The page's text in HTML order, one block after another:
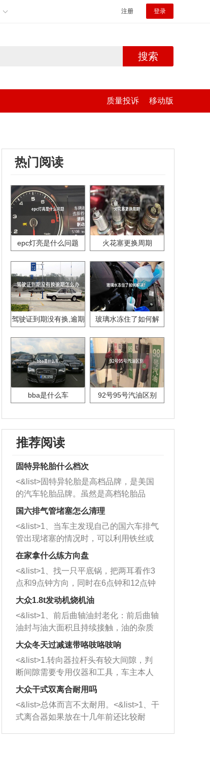
注册 登录
搜索
质量投诉 移动版
热门阅读
epc灯亮是什么问题 火花塞更换周期
驾驶证到期没有换,逾期
玻璃水冻住了如何解
bba是什么车 92号95号汽油区别
推荐阅读
固特异轮胎什么档次
<&list>固特异轮胎是高档品牌，是美国
的汽车轮胎品牌。虽然是高档轮胎品
牌，但是中高低端的轮胎都有生产，这
也是为了更好的开拓市场。
国六排气管堵塞怎么清理
<&list>1、当车主发现自己的国六车排气
管出现堵塞的情况时，可以利用铁丝或
者是细棍，直接将杂物给取出来，如果
堵塞情况比较严重，也可以采取应急措
施。 <&list>2、直接利用木棍将所有的
杂物推到排气管里面的位置处，然后将
三元催化器拆解开，就可以将堵塞的东
西取出来。但如果是因为积碳过多引起
的堵塞，就需要将三元催化器泡在草酸
洗剂对堵塞的情况得到解决，将清洗剂
放在燃油箱中，与燃油混合后，车辆启
动时，就可以和汽油一起进入到燃烧
室，最后形成废气排出，就可以让三元
催化器得到清洗，排气管堵塞的情况就
能够得到解决。
在家拿什么练方向盘
<&list>1、找一只平底锅，把两耳看作3
点和9点钟方向，同时在6点钟和12点钟
方向做一个标记。 <&list>2、双手握住
一圈半的练习，往右同样也要打相同的
圈数。 <&list>3、最后强调要反复练
习，这样就可以形成肌肉记忆，在真实
驾驶车辆时，不需要记忆也能打好方
向。
大众1.8t发动机烧机油
<&list>1、前后曲轴油封老化：前后曲轴
油封与油大面积且持续接触，油的杂质
和发动机内持续温度变化使其密封效果
逐渐减弱，导致渗油或漏油。<&list>2、
活塞间隙过大：积碳会使活塞环与缸体
的间隙扩大，导致机油流入燃烧室中，
造成烧机油。<&list>3、机油粘度。使用
机油粘度过小的话，同样会有烧机油现
象，机油粘度过小具有很好的流动性，
大众冬天过减速带咯吱咯吱响
<&list>1.转向器拉杆头有较大间隙，判
断间隙需要专用仪器和工具，车主本人
无法制作，需要将车辆送到修理厂或4s
店；<&list>2.车辆半轴套管防尘罩破
裂，破裂后会出现漏油现象，使半轴磨
损严重，磨损的半轴容易损坏，产生异
响；<&list>3.稳定器的转向胶套和球头
大众干式双离合耐用吗
<&list>总体而言不太耐用。<&list>1、干
式离合器如果放在十几年前还比较耐